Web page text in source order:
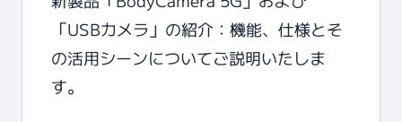
「USBカメラ」の紹介：機能、仕様とそ
の活用シーンについてご説明いたしま
す。